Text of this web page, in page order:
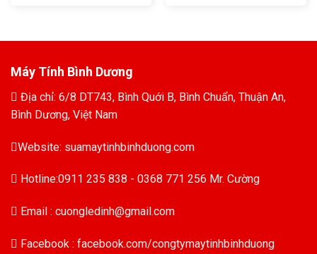
Máy Tính Bình Dương
Địa chỉ: 6/8 DT743, Bình Quới B, Bình Chuẩn, Thuận An,
Bình Dương, Việt Nam
Website: suamaytinhbinhduong.com
Hotline:0911 235 838 - 0368 771 256 Mr. Cường
Email : cuongledinh@gmail.com
Facebook : facebook.com/congtymaytinhbinhduong